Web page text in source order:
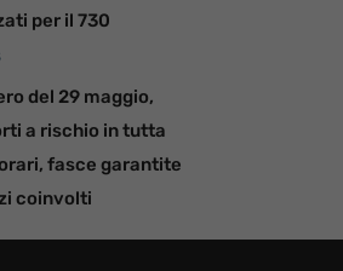
per il 730
del 29 maggio,
a rischio in tutta
fasce garantite
coinvolti